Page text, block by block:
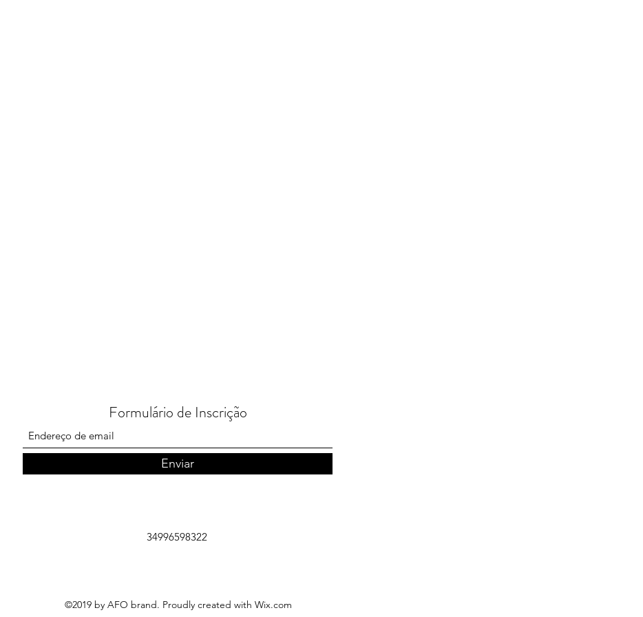
Formulário de Inscrição
Enviar
34996598322
©2019 by AFO brand. Proudly created with Wix.com